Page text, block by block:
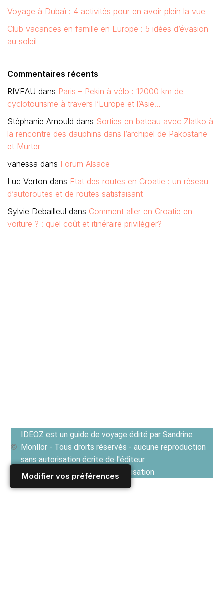
Modifier vos préférences
Voyage à Dubaï : 4 activités pour en avoir plein la vue
Club vacances en famille en Europe : 5 idées d’évasion
au soleil
Commentaires récents
RIVEAU dans Paris – Pekin à vélo : 12000 km de
cyclotourisme à travers l’Europe et l’Asie…
Stéphanie Arnould dans Sorties en bateau avec Zlatko à
la rencontre des dauphins dans l’archipel de Pakostane
et Murter
vanessa dans Forum Alsace
Luc Verton dans Etat des routes en Croatie : un réseau
d’autoroutes et de routes satisfaisant
Sylvie Debailleul dans Comment aller en Croatie en
voiture ? : quel coût et itinéraire privilégier?
IDEOZ est un guide de voyage édité par Sandrine
Monllor - Tous droits réservés - aucune reproduction
sans autorisation écrite de l'éditeur
Voir les Conditions générales d'utilisation